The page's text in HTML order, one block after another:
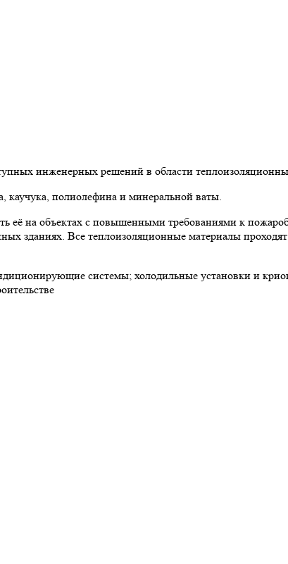
инженерных решений в области
каучука, полиолефина и минеральной ваты.
на объектах с повышенными требованиями к
зданиях. Все теплоизоляционные материалы проходят
системы; холодильные установки и